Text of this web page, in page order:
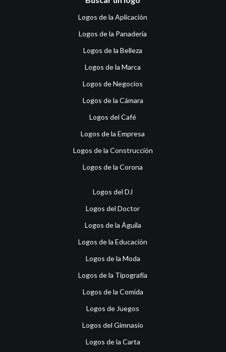
Logos de la Aplicación
Logos de la Panadería
Logos de la Belleza
Logos de la Marca
Logos de Negocios
Logos de la Cámara
Logos del Café
Logos de la Empresa
Logos de la Construcción
Logos de la Corona
Logos del DJ
Logos del Doctor
Logos de la Águila
Logos de la Educación
Logos de la Moda
Logos de la Tipografía
Logos de la Comida
Logos de Juegos
Logos del Gimnasio
Logos de la Carta